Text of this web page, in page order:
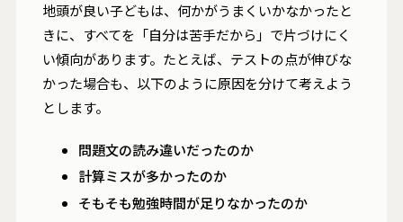
地頭が良い子どもは、何かがうまくいかなかったと
きに、すべてを「自分は苦手だから」で片づけにく
い傾向があります。たとえば、テストの点が伸びな
かった場合も、以下のように原因を分けて考えよう
とします。
問題文の読み違いだったのか
計算ミスが多かったのか
そもそも勉強時間が足りなかったのか